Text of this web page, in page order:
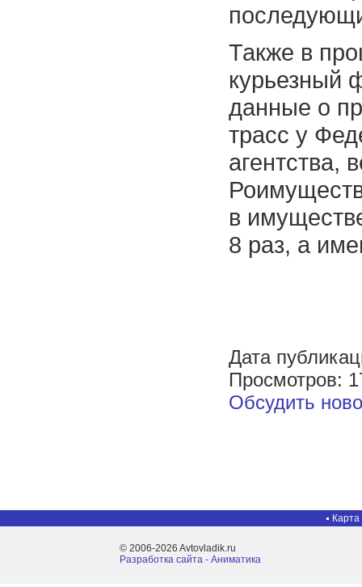
Также в
курьезный
данные о
трасс у
агентства,
в
8 раз, а
Дата
Просмотров:
Обсудить
Карта
© 2006-2026 Avtovladik.ru
Разработка сайта - Aниматика